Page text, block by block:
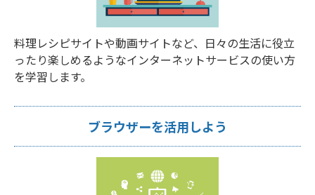
料理レシピサイトや動画サイトなど、日々の生活に役立
ったり楽しめるようなインターネットサービスの使い方
を学習します。
ブラウザーを活用しよう